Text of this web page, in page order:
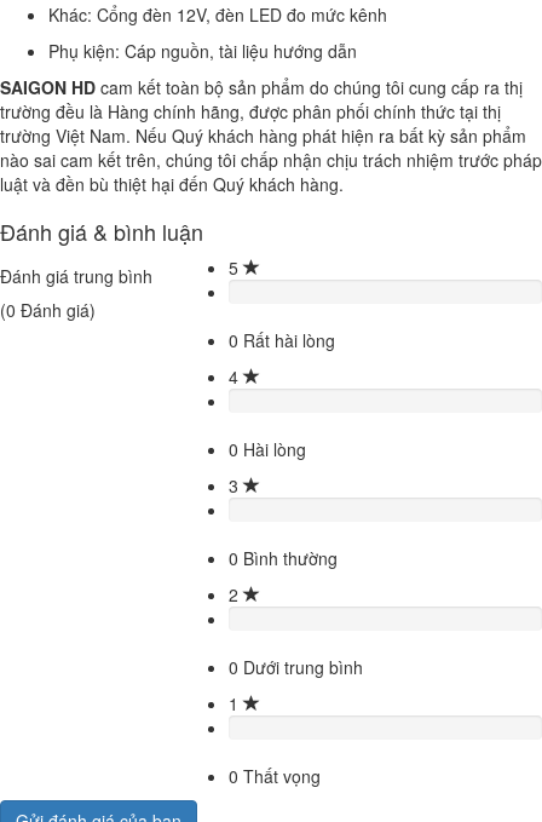
Khác: Cổng đèn 12V, đèn LED đo mức kênh
Phụ kiện: Cáp nguồn, tài liệu hướng dẫn
SAIGON HD cam kết toàn bộ sản phẩm do chúng tôi cung cấp ra thị
trường đều là Hàng chính hãng, được phân phối chính thức tại thị
trường Việt Nam. Nếu Quý khách hàng phát hiện ra bất kỳ sản phẩm
nào sai cam kết trên, chúng tôi chấp nhận chịu trách nhiệm trước pháp
luật và đền bù thiệt hại đến Quý khách hàng.
Đánh giá & bình luận
Đánh giá trung bình
(0 Đánh giá)
5
0 Rất hài lòng
4
0 Hài lòng
3
0 Bình thường
2
0 Dưới trung bình
1
0 Thất vọng